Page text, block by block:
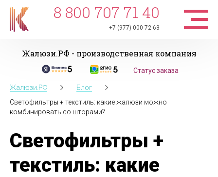
8 800 707 71 40
+7 (977) 000-72-63
Жалюзи.РФ - производственная компания
Статус заказа
Жалюзи.РФ
Блог
Светофильтры + текстиль: какие жалюзи можно
комбинировать со шторами?
Светофильтры +
текстиль: какие